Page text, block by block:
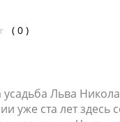
( 0 )
Льва
уже ста лет здесь